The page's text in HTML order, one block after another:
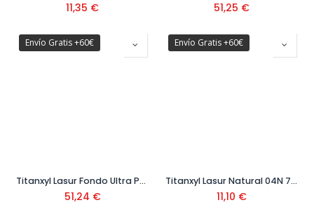
11,35 € 51,25 €
Envío Gratis +60€
Titanxyl Lasur Fondo Ultra Preventivo 4 Litros
51,24 €
Envío Gratis +60€
Titanxyl Lasur Natural 04N 750 ml
11,10 €